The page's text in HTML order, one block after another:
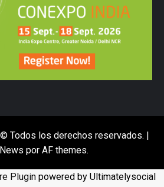
Todos los derechos reservados. |
por AF themes.
Plugin powered by Ultimatelysocial